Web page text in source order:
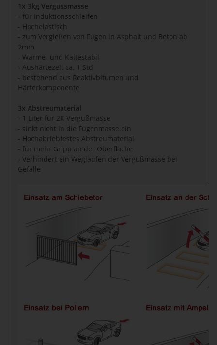
1x 3kg Vergussmasse
- für Induktionsschleifen
- Hochelastisch
- zum Vergießen von Fugen in Asphalt und Beton ab
2mm
- Wärme- und Kältestabil
- Aushärtezeit ca. 1 Std
- bestehend aus Reaktivbitumen und
Härterkomponente
3x Abstreumaterial
- 1 Liter für 2K Vergußmasse
- sinkt nicht in die Fugenmasse ein
- Hochabriebfestes Abstreumaterial
- für mehr Gripp an der Oberfläche
- Verhindert ein Weglaufen der Vergußmasse bei
Gefälle